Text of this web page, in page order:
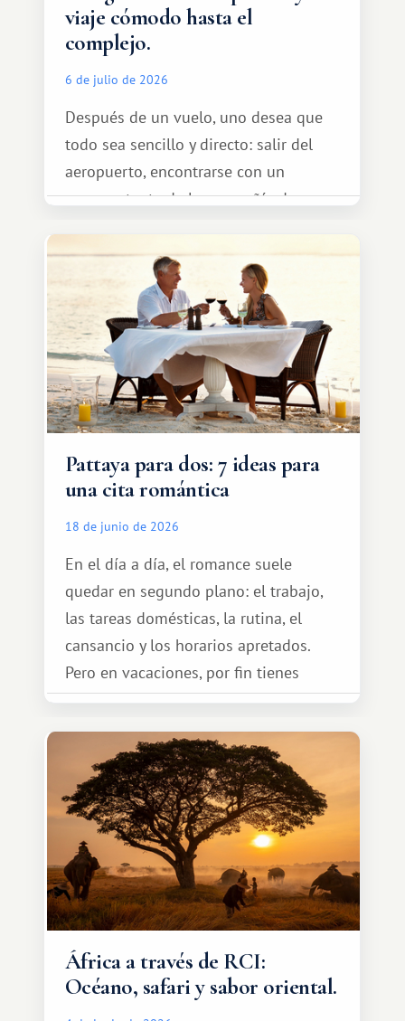
viaje cómodo hasta el
complejo.
6 de julio de 2026
Después de un vuelo, uno desea que
todo sea sencillo y directo: salir del
aeropuerto, encontrarse con un
representante de la compañía de
tranquilamente hasta el complejo
turístico.
Pattaya para dos: 7 ideas para
una cita romántica
18 de junio de 2026
En el día a día, el romance suele
quedar en segundo plano: el trabajo,
las tareas domésticas, la rutina, el
cansancio y los horarios apretados.
Pero en vacaciones, por fin tienes
espacio para dos y ganas de hacer algo
especial por tu pareja. No tiene por
qué ser algo grandioso, pero sí algo
cálido y memorable.
África a través de RCI:
Océano, safari y sabor oriental.